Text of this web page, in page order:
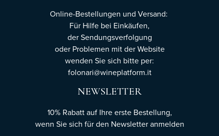
Online-Bestellungen und Versand:
Für Hilfe bei Einkäufen,
der Sendungsverfolgung
oder Problemen mit der Website
wenden Sie sich bitte per:
folonari@wineplatform.it
NEWSLETTER
10% Rabatt auf Ihre erste Bestellung,
wenn Sie sich für den Newsletteranmelden